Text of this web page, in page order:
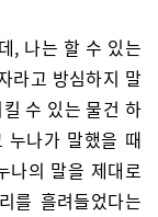
, 나는 할 수 있는
라고 방심하지 말
수 있는 물건 하
누나가 말했을 때
나의 말을 제대로
를 흘려들었다는